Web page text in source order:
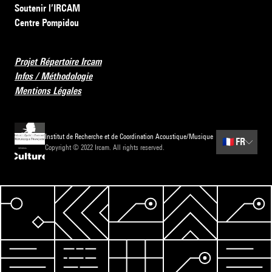
Soutenir l’IRCAM
Centre Pompidou
Projet Répertoire Ircam
Infos / Méthodologie
Mentions Légales
Institut de Recherche et de Coordination Acoustique/Musique
Copyright © 2022 Ircam. All rights reserved.
🇫🇷 FR